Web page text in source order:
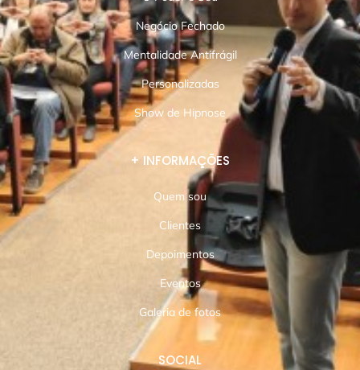
Negócio Fechado
Mentalidade Antifrágil
Personalizadas
Show de Hipnose
+ INFORMAÇÕES
Quem sou
Clientes
Depoimentos
Eventos
Galeria de fotos
SOCIAL